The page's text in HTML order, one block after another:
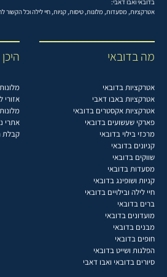
בדובאי ואבו דאבי:
אטרקציות, מסעדות, מלונות, טיסות, קניות, חיי לילה וכל הקשור
מה בדובאי
אטרקציות בדובאי
אטרקציות באבו דאבי
אטרקציות אקסטרים בדובאי
פארקי שעשועים בדובאי
מרכזי בילוי בדובאי
קניונים בדובאי
שווקים בדובאי
מסעדות בדובאי
קניות ושופינג בדובאי
חיי לילה ובילויים בדובאי
ברים בדובאי
מועדונים בדובאי
מבנים בדובאי
חופים בדובאי
הפלגות ושייט בדובאי
סיורים בדובאי ואבו דאבי
אזורי
אתרי
קבלת